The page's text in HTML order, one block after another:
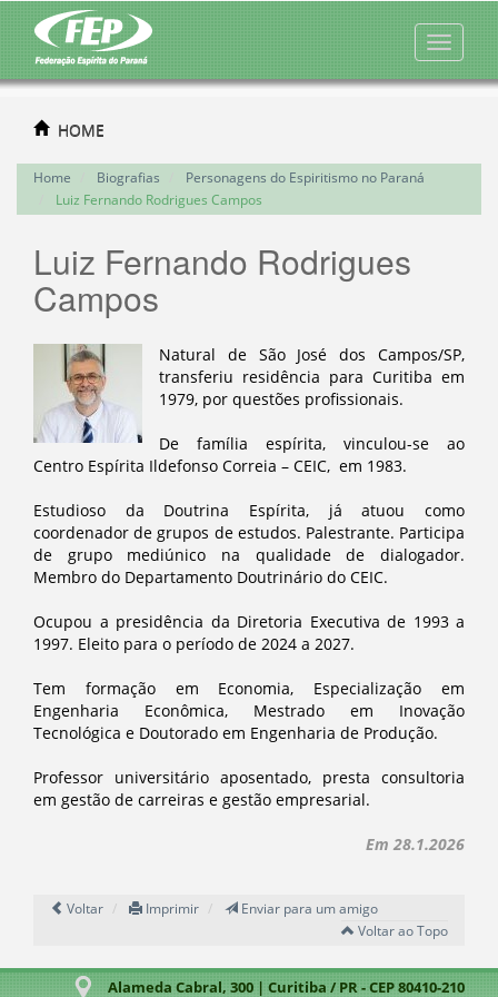
HOME
Home Biografias
Personagens do Espiritismo no Paraná
Luiz Fernando Rodrigues Campos
Luiz Fernando Rodrigues
Campos
Natural de São José dos Campos/SP,
transferiu residência para Curitiba em
1979, por questões profissionais.
De família espírita, vinculou-se ao
Centro Espírita Ildefonso Correia – CEIC, em 1983.
Estudioso da Doutrina Espírita, já atuou como
coordenador de grupos de estudos. Palestrante. Participa
de grupo mediúnico na qualidade de dialogador.
Membro do Departamento Doutrinário do CEIC.
Ocupou a presidência da Diretoria Executiva de 1993 a
1997. Eleito para o período de 2024 a 2027.
Tem formação em Economia, Especialização em
Engenharia Econômica, Mestrado em Inovação
Tecnológica e Doutorado em Engenharia de Produção.
Professor universitário aposentado, presta consultoria
em gestão de carreiras e gestão empresarial.
Em 28.1.2026
Voltar Imprimir
Enviar para um amigo
Voltar ao Topo
Alameda Cabral, 300 | Curitiba / PR - CEP 80410-210